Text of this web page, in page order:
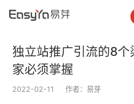
独立站推广引流的8
家必须掌握
2022-02-11 作者：易芽